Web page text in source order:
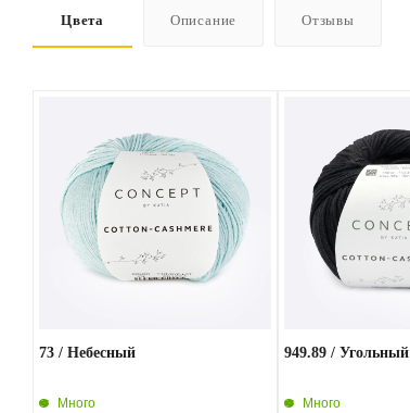
Цвета Описание Отзывы
73 / Небесный
Много
949.89 / Угольный
Много